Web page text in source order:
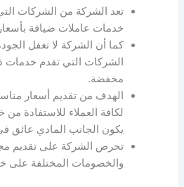
تعد الشركة من الشركات
خدمات عاملات ضيافة
كما أن الشركة لا تغفل
الشركات التي تقدم خدمات
مخفضة.
الهدف من تقديم أسعار
لكافة العملاء للاستفادة
يكون الجانب المادي عائق
تحرص الشركة على تقديم
والخصومات المختلفة على